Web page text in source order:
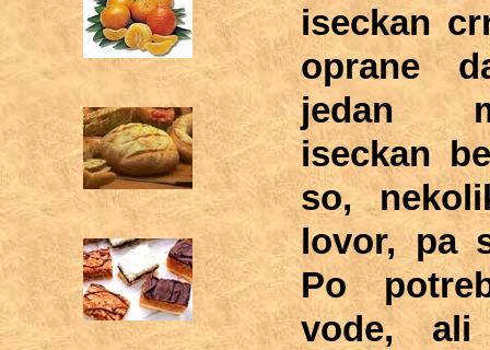
iseckan
oprane
jedan
iseckan
so,
lovor, pa
Po
vode,